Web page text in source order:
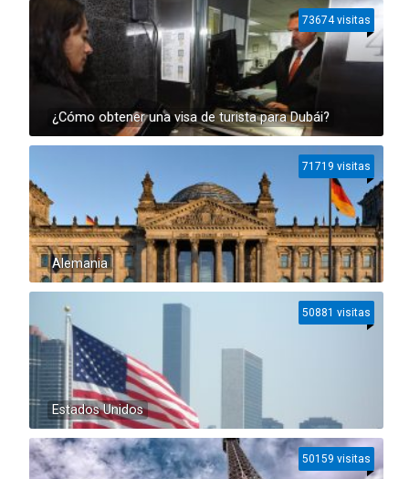
¿Cómo obtener una visa de turista para Dubái?
73674 visitas
Alemania
71719 visitas
Estados Unidos
50881 visitas
50159 visitas